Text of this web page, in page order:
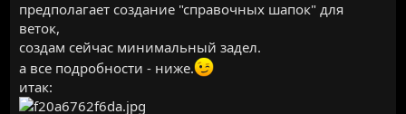
предполагает создание "справочных шапок" для
веток,
создам сейчас минимальный задел.
а все подробности - ниже.
итак: